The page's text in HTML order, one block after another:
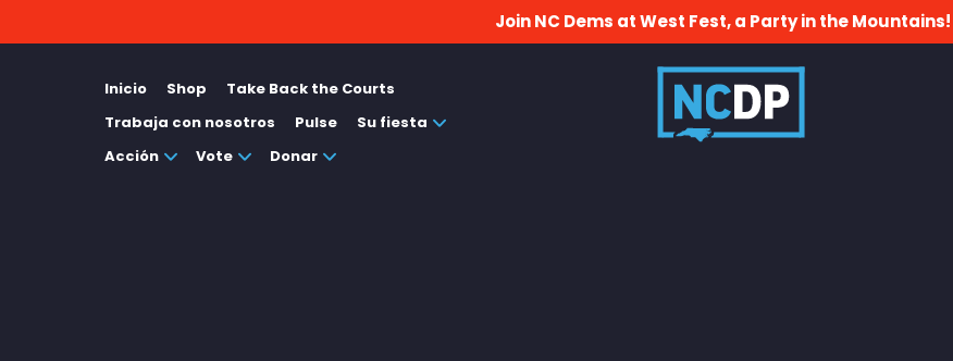
Join NC Dems at West Fest, a Party in the Mountains!
Inicio Shop
Take Back the Courts
Trabaja con nosotros
Pulse
Su fiesta
Acción
Vote Donar